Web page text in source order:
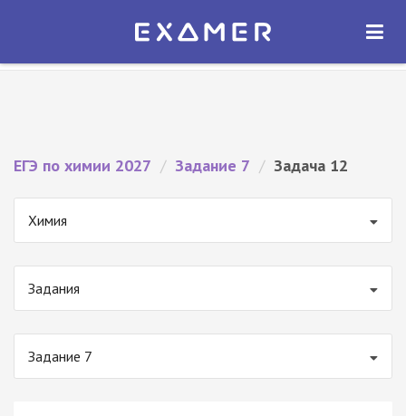
Экзамер — ЕГЭ 2027
ОТКРЫТЬ
ЕГЭ по химии 2027 / Задание 7 / Задача 12
Химия
Задания
Задание 7